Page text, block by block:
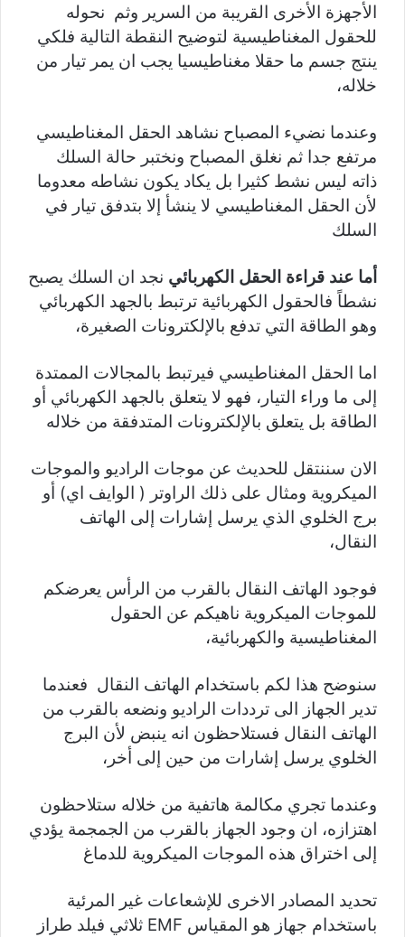
الأجهزة الأخرى القريبة من السرير وثم نحوله
للحقول المغناطيسية لتوضيح النقطة التالية فلكي
ينتج جسم ما حقلا مغناطيسيا يجب ان يمر تيار من
خلاله،
وعندما نضيء المصباح نشاهد الحقل المغناطيسي
مرتفع جدا ثم نغلق المصباح ونختبر حالة السلك
ذاته ليس نشط كثيرا بل يكاد يكون نشاطه معدوما
لأن الحقل المغناطيسي لا ينشأ إلا بتدفق تيار في
السلك
أما عند قراءة الحقل الكهربائي نجد ان السلك يصبح
نشطاً فالحقول الكهربائية ترتبط بالجهد الكهربائي
وهو الطاقة التي تدفع بالإلكترونات الصغيرة،
اما الحقل المغناطيسي فيرتبط بالمجالات الممتدة
إلى ما وراء التيار، فهو لا يتعلق بالجهد الكهربائي أو
الطاقة بل يتعلق بالإلكترونات المتدفقة من خلاله
الان سننتقل للحديث عن موجات الراديو والموجات
الميكروية ومثال على ذلك الراوتر ( الوايف اي) أو
برج الخلوي الذي يرسل إشارات إلى الهاتف
النقال،
فوجود الهاتف النقال بالقرب من الرأس يعرضكم
للموجات الميكروية ناهيكم عن الحقول
المغناطيسية والكهربائية،
سنوضح هذا لكم باستخدام الهاتف النقال فعندما
تدير الجهاز الى ترددات الراديو ونضعه بالقرب من
الهاتف النقال فستلاحظون انه ينبض لأن البرج
الخلوي يرسل إشارات من حين إلى أخر،
وعندما تجري مكالمة هاتفية من خلاله ستلاحظون
اهتزازه، ان وجود الجهاز بالقرب من الجمجمة يؤدي
إلى اختراق هذه الموجات الميكروية للدماغ
تحديد المصادر الاخرى للإشعاعات غير المرئية
باستخدام جهاز هو المقياس EMF ثلاثي فيلد طراز